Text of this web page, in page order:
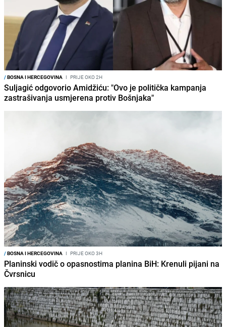
/BOSNA I HERCEGOVINA I PRIJE OKO 2H
Suljagić odgovorio Amidžiću: "Ovo je politička kampanja
zastrašivanja usmjerena protiv Bošnjaka"
/BOSNA I HERCEGOVINA I PRIJE OKO 3H
Planinski vodič o opasnostima planina BiH: Krenuli pijani na
Čvrsnicu